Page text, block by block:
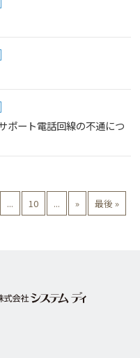
ポート電話回線の不通につ
... 10 ... » 最後 »